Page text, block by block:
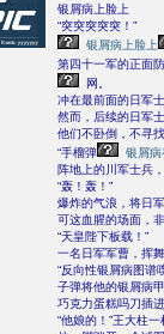
银屑病上脸上
“突突突突突！”
银屑病上脸上
第四十一军的正面
网。
冲在最前面的日军
然而，后续的日军
他们不卧倒，不寻
“手榴弹
银屑病
阵地上的川军士兵
“轰！轰！”
爆炸的气浪，将日
可这血腥的场面，
“天皇陛下板载！”
一名日军军曹，挥
“反向性银屑病图谱
子弹将他的银屑病
巧克力蛋糕吗刀插
“他娘的！”王大柱